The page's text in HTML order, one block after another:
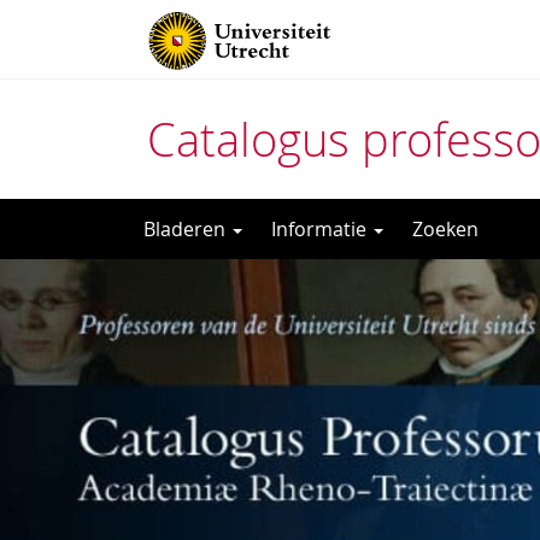
Catalogus
naar
het
inhoud
Bladeren Informatie Zoeken